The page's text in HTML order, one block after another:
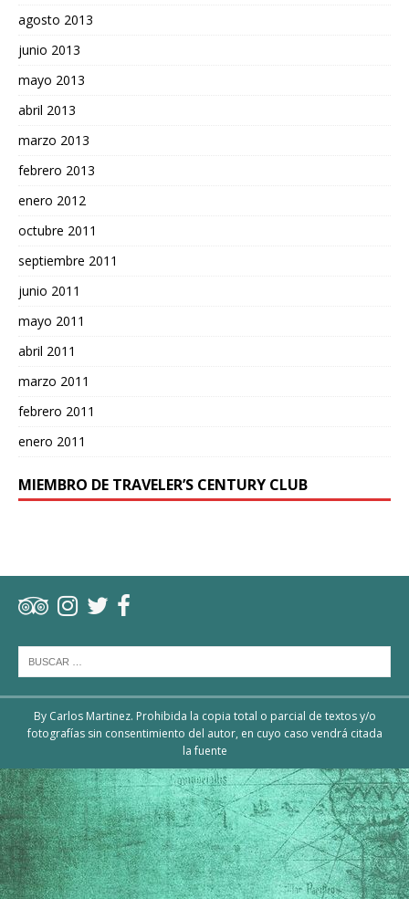
agosto 2013
junio 2013
mayo 2013
abril 2013
marzo 2013
febrero 2013
enero 2012
octubre 2011
septiembre 2011
junio 2011
mayo 2011
abril 2011
marzo 2011
febrero 2011
enero 2011
MIEMBRO DE TRAVELER’S CENTURY CLUB
By Carlos Martinez. Prohibida la copia total o parcial de textos y/o
fotografías sin consentimiento del autor, en cuyo caso vendrá citada
la fuente